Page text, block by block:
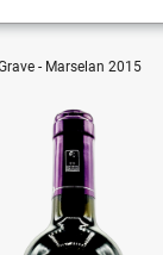
- Marselan 2015